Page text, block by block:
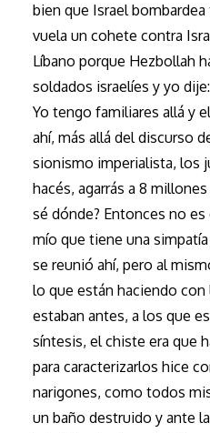
bien que Israel
vuela un cohete contra
Líbano porque Hezbollah
soldados israelíes y yo
Yo tengo familiares allá y
ahí, más allá del discurso
sionismo imperialista, los
hacés, agarrás a 8
sé dónde? Entonces no
mío que tiene una
se reunió ahí, pero al
lo que están haciendo
estaban antes, a los que
síntesis, el chiste era que
para caracterizarlos hice
narigones, como todos
un baño destruido y ante